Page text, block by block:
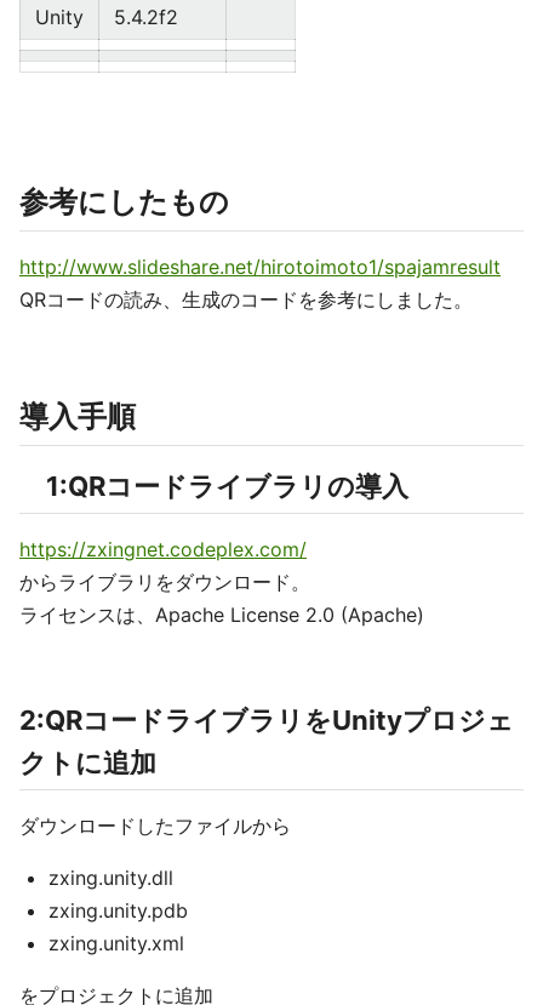
Unity
5.4.2f2
参考にしたもの
http://www.slideshare.net/hirotoimoto1/spajamresult
QRコードの読み、生成のコードを参考にしました。
導入手順
1:QRコードライブラリの導入
https://zxingnet.codeplex.com/
からライブラリをダウンロード。
ライセンスは、Apache License 2.0 (Apache)
2:QRコードライブラリをUnityプロジェ
クトに追加
ダウンロードしたファイルから
zxing.unity.dll
zxing.unity.pdb
zxing.unity.xml
をプロジェクトに追加